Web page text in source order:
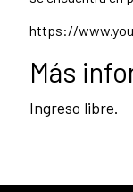
https://
Más
Ingreso libre.